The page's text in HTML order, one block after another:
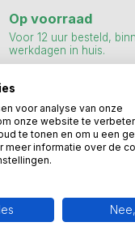
Op voorraad
Voor 12 uur besteld,
werkdagen in huis.
Toon1-3van 3
voor analyse van onze
onze website te
te tonen en om u een
meer informatie over de